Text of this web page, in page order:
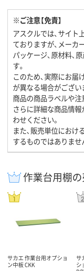
※ご注意【免責】
アスクルでは、サイト
ておりますが、メーカ
パッケージ、原材料、
す。
このため、実際にお
が異なる場合がござい
商品の商品ラベルや注
さらに詳細な商品情
わせください。
また、販売単位におけ
するものではありませ
作業台用棚
サカエ 作業台用オプショ
ン中板 CKK
サ
シ